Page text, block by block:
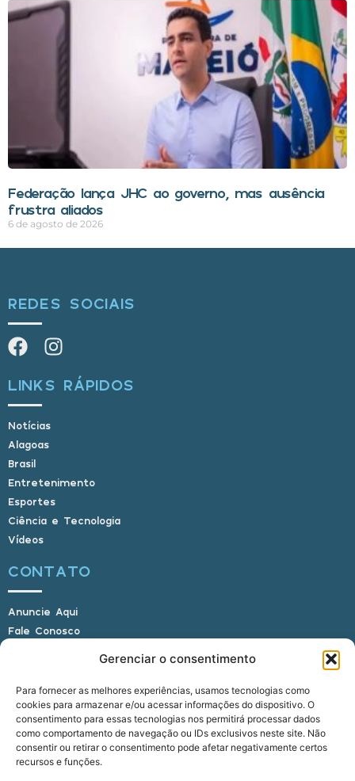
Gerenciar o consentimento
Para fornecer as melhores experiências, usamos tecnologias como
cookies para armazenar e/ou acessar informações do dispositivo. O
consentimento para essas tecnologias nos permitirá processar dados
como comportamento de navegação ou IDs exclusivos neste site. Não
consentir ou retirar o consentimento pode afetar negativamente certos
recursos e funções.
Federação lança JHC ao governo, mas ausência
frustra aliados
6 de agosto de 2026
REDES SOCIAIS
LINKS RÁPIDOS
Notícias
Alagoas
Brasil
Entretenimento
Esportes
Ciência e Tecnologia
Vídeos
CONTATO
Anuncie Aqui
Fale Conosco
E-mail: alagoasbrasilnoticias@gmail.com
Telefone: (82) 9 9691-0391 (Whatsapp)
Responsável Técnico: Crysthyan Carlos
Rua do Sau - Centro - Anadia - AL - CEP: